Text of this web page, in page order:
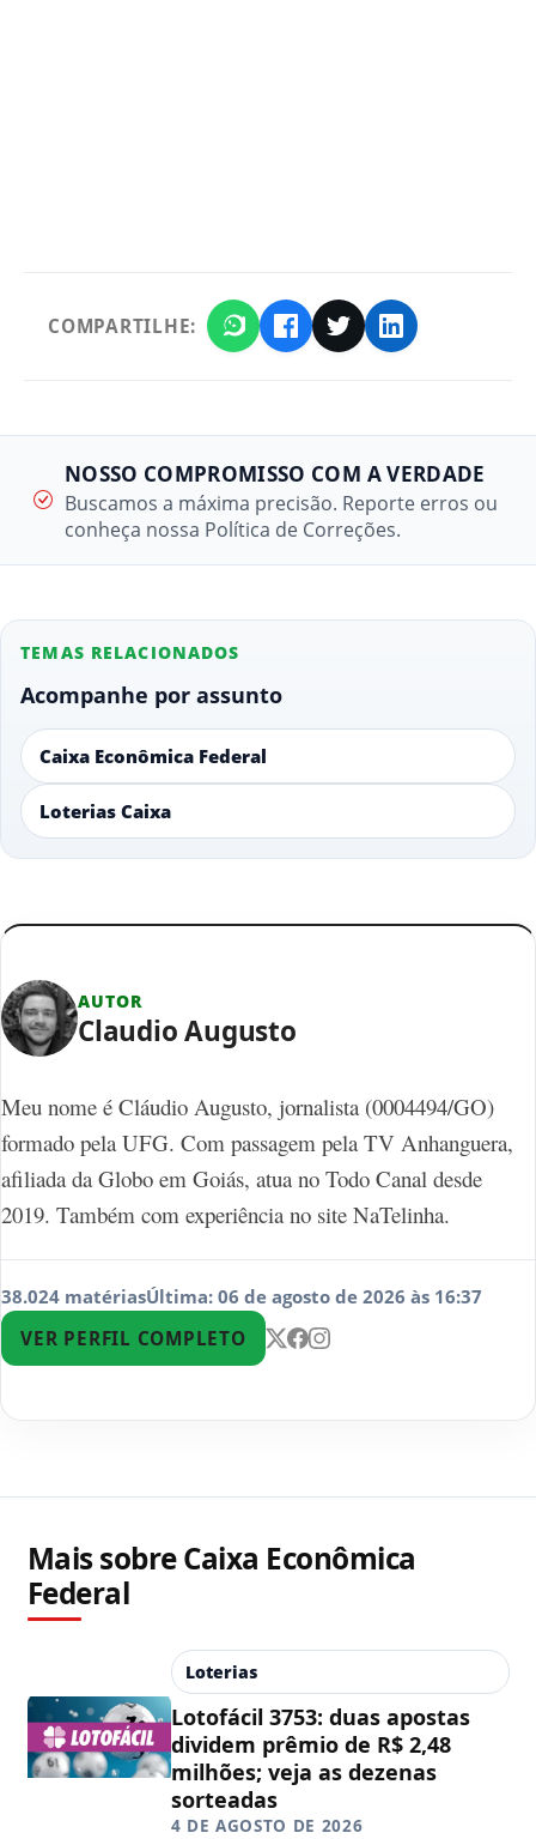
COMPARTILHE:
NOSSO COMPROMISSO COM A VERDADE
Buscamos a máxima precisão. Reporte erros ou
conheça nossa Política de Correções.
TEMAS RELACIONADOS
Acompanhe por assunto
Caixa Econômica Federal
Loterias Caixa
AUTOR
Claudio Augusto
Meu nome é Cláudio Augusto, jornalista (0004494/GO)
formado pela UFG. Com passagem pela TV Anhanguera,
afiliada da Globo em Goiás, atua no Todo Canal desde
2019. Também com experiência no site NaTelinha.
38.024 matériasÚltima: 06 de agosto de 2026 às 16:37
VER PERFIL COMPLETO
Mais sobre Caixa Econômica
Federal
Loterias
Lotofácil 3753: duas apostas
dividem prêmio de R$ 2,48
milhões; veja as dezenas
sorteadas
4 DE AGOSTO DE 2026